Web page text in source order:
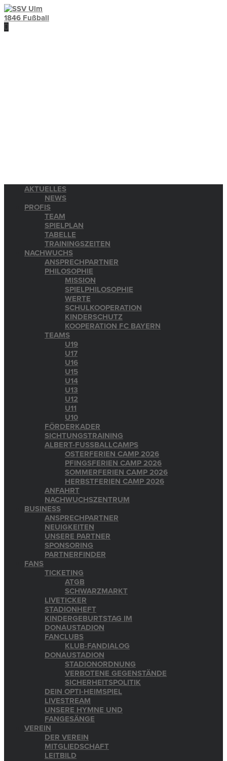
AKTUELLES
NEWS
PROFIS
TEAM
SPIELPLAN
TABELLE
TRAININGSZEITEN
NACHWUCHS
ANSPRECHPARTNER
PHILOSOPHIE
MISSION
SPIELPHILOSOPHIE
WERTE
SCHULKOOPERATION
KINDERSCHUTZ
KOOPERATION FC BAYERN
TEAMS
U19
U17
U16
U15
U14
U13
U12
U11
U10
FÖRDERKADER
SICHTUNGSTRAINING
ALBERT-FUSSBALLCAMPS
OSTERFERIEN CAMP 2026
PFINGSFERIEN CAMP 2026
SOMMERFERIEN CAMP 2026
HERBSTFERIEN CAMP 2026
ANFAHRT
NACHWUCHSZENTRUM
BUSINESS
ANSPRECHPARTNER
NEUIGKEITEN
UNSERE PARTNER
SPONSORING
PARTNERFINDER
FANS
TICKETING
ATGB
SCHWARZMARKT
LIVETICKER
STADIONHEFT
KINDERGEBURTSTAG IM
DONAUSTADION
FANCLUBS
KLUB-FANDIALOG
DONAUSTADION
STADIONORDNUNG
VERBOTENE GEGENSTÄNDE
SICHERHEITSPOLITIK
DEIN OPTI-HEIMSPIEL
LIVESTREAM
UNSERE HYMNE UND
FANGESÄNGE
VEREIN
DER VEREIN
MITGLIEDSCHAFT
LEITBILD